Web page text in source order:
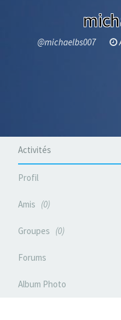
@michaelbs007
Activités
Profil
Amis 0
Groupes 0
Forums
Album Photo